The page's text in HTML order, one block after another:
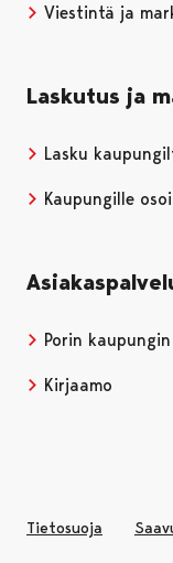
Viestintä ja
Laskutus ja
Lasku
Kaupungille
Porin
Kirjaamo
Tietosuoja